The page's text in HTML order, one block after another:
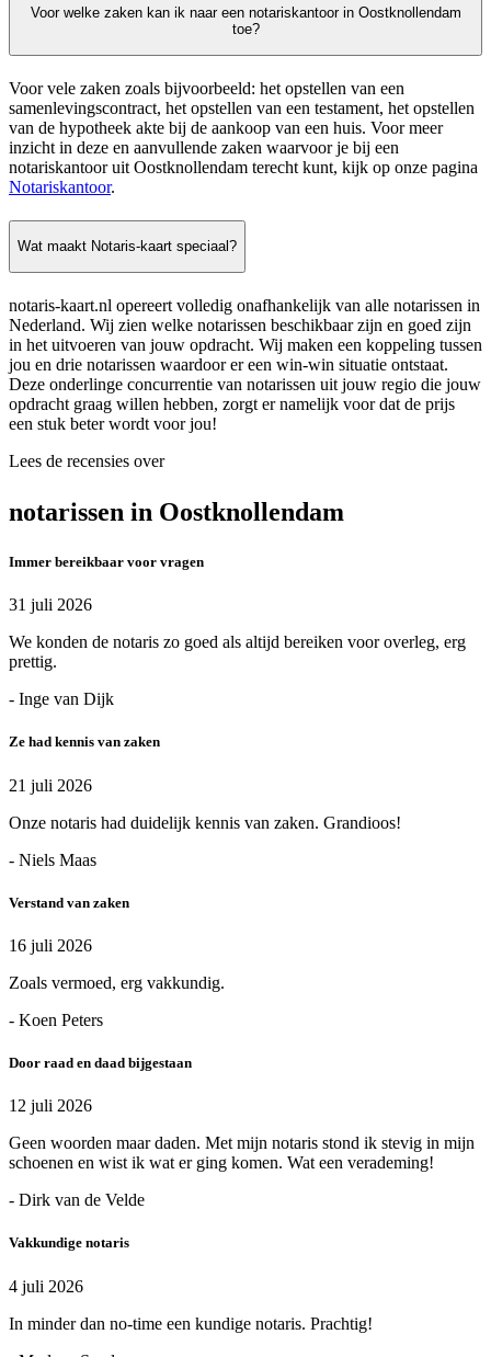
Voor welke zaken kan ik naar een notariskantoor in Oostknollendam
toe?
Voor vele zaken zoals bijvoorbeeld: het opstellen van een
samenlevingscontract, het opstellen van een testament, het opstellen
van de hypotheek akte bij de aankoop van een huis. Voor meer
inzicht in deze en aanvullende zaken waarvoor je bij een
notariskantoor uit Oostknollendam terecht kunt, kijk op onze pagina
Notariskantoor.
Wat maakt Notaris-kaart speciaal?
notaris-kaart.nl opereert volledig onafhankelijk van alle notarissen in
Nederland. Wij zien welke notarissen beschikbaar zijn en goed zijn
in het uitvoeren van jouw opdracht. Wij maken een koppeling tussen
jou en drie notarissen waardoor er een win-win situatie ontstaat.
Deze onderlinge concurrentie van notarissen uit jouw regio die jouw
opdracht graag willen hebben, zorgt er namelijk voor dat de prijs
een stuk beter wordt voor jou!
Lees de recensies over
notarissen in Oostknollendam
Immer bereikbaar voor vragen
31 juli 2026
We konden de notaris zo goed als altijd bereiken voor overleg, erg
prettig.
- Inge van Dijk
Ze had kennis van zaken
21 juli 2026
Onze notaris had duidelijk kennis van zaken. Grandioos!
- Niels Maas
Verstand van zaken
16 juli 2026
Zoals vermoed, erg vakkundig.
- Koen Peters
Door raad en daad bijgestaan
12 juli 2026
Geen woorden maar daden. Met mijn notaris stond ik stevig in mijn
schoenen en wist ik wat er ging komen. Wat een verademing!
- Dirk van de Velde
Vakkundige notaris
4 juli 2026
In minder dan no-time een kundige notaris. Prachtig!